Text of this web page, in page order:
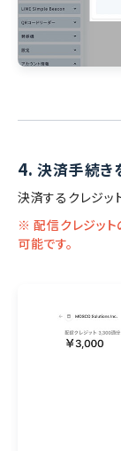
4. 決済手続き
決済するクレジッ
※ 配信クレジット
可能です。